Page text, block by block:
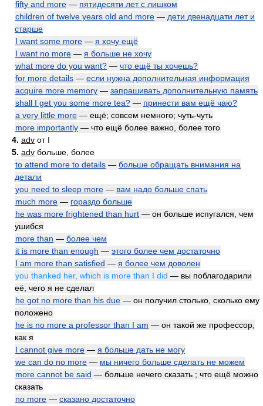
fifty and more — пятидесяти лет с лишком
children of twelve years old and more — дети двенадцати лет и
старше
I want some more — я хочу ещё
I want no more — я больше не хочу
what more do you want? — что ещё ты хочешь?
for more details — если нужна дополнительная информация
acquire more memory — запрашивать дополнительную память
shall I get you some more tea? — принести вам ещё чаю?
a very little more — ещё; совсем немного; чуть-чуть
more importantly — что ещё более важно, более того
4. adv от I
5. adv больше, более
to attend more to details — больше обращать внимания на
детали
you need to sleep more — вам надо больше спать
much more — гораздо больше
he was more frightened than hurt — он больше испугался, чем
ушибся
more than — более чем
it is more than enough — этого более чем достаточно
I am more than satisfied — я более чем доволен
you thanked her, which is more than I did — вы поблагодарили
её, чего я не сделал
he got no more than his due — он получил столько, сколько ему
положено
he is no more a professor than I am — он такой же профессор,
как я
I cannot give more — я больше дать не могу
we can do no more — мы ничего больше сделать не можем
more cannot be said — больше нечего сказать ; что ещё можно
сказать
no more — сказано достаточно